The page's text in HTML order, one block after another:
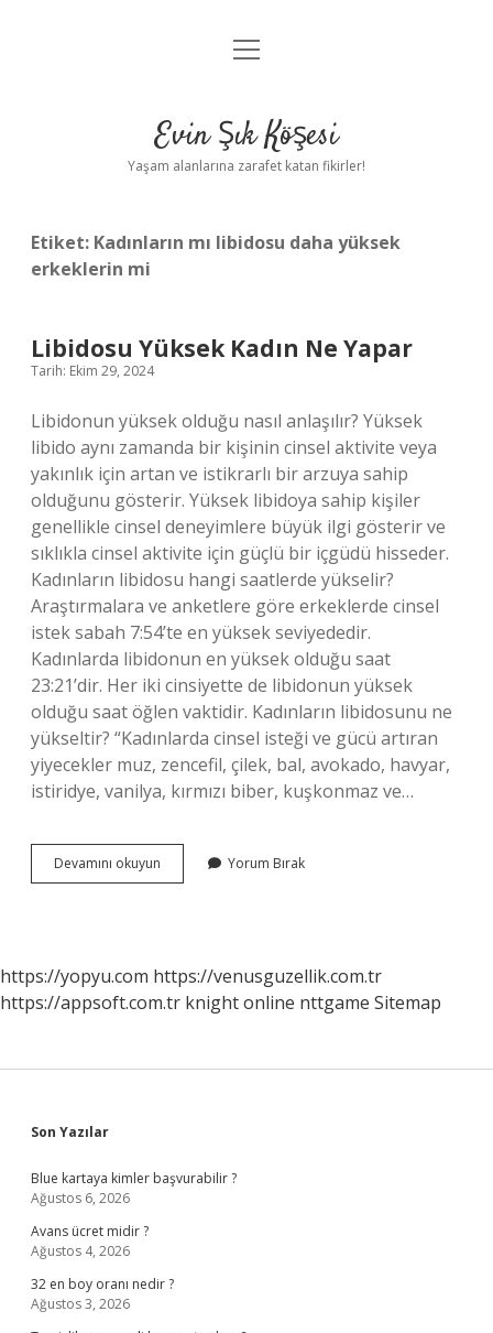
Anasayfa
Yasal Uyarı
menüyü
Evin Şık Köşesi
Yaşam alanlarına zarafet katan fikirler!
Etiket: Kadınların mı libidosu daha yüksek
erkeklerin mi
Libidosu Yüksek Kadın Ne Yapar
Tarih: Ekim 29, 2024
Libidonun yüksek olduğu nasıl anlaşılır? Yüksek
libido aynı zamanda bir kişinin cinsel aktivite veya
yakınlık için artan ve istikrarlı bir arzuya sahip
olduğunu gösterir. Yüksek libidoya sahip kişiler
genellikle cinsel deneyimlere büyük ilgi gösterir ve
sıklıkla cinsel aktivite için güçlü bir içgüdü hisseder.
Kadınların libidosu hangi saatlerde yükselir?
Araştırmalara ve anketlere göre erkeklerde cinsel
istek sabah 7:54’te en yüksek seviyededir.
Kadınlarda libidonun en yüksek olduğu saat
23:21’dir. Her iki cinsiyette de libidonun yüksek
olduğu saat öğlen vaktidir. Kadınların libidosunu ne
yükseltir? “Kadınlarda cinsel isteği ve gücü artıran
yiyecekler muz, zencefil, çilek, bal, avokado, havyar,
istiridye, vanilya, kırmızı biber, kuşkonmaz ve…
Devamını okuyun Libidosu
Yüksek
Yorum Bırak
https://yopyu.com https://venusguzellik.com.tr
https://appsoft.com.tr knight online nttgame Sitemap
Sidebar
Son Yazılar
Blue kartaya kimler başvurabilir ?
Ağustos 6, 2026
Avans ücret midir ?
Ağustos 4, 2026
32 en boy oranı nedir ?
Ağustos 3, 2026